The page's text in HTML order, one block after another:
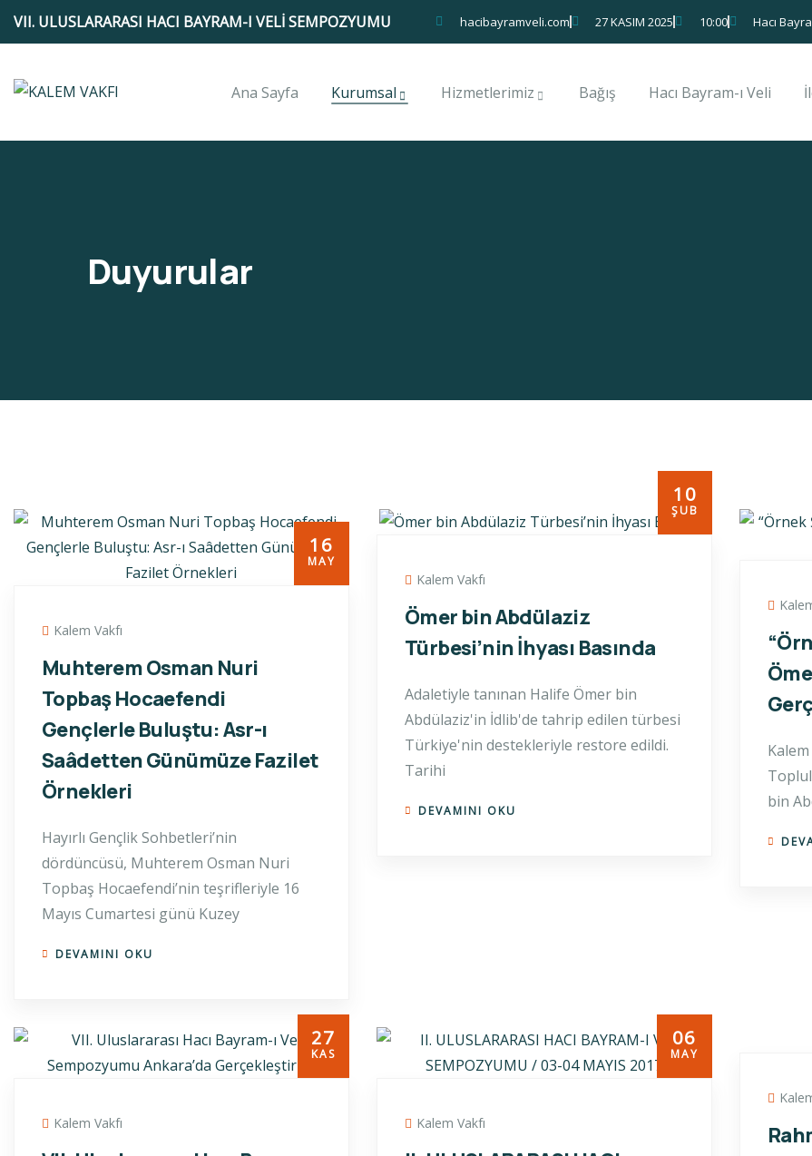
VII. ULUSLARARASI HACI BAYRAM-I VELİ SEMPOZYUMU hacibayramveli.com 27 KASIM 2025 10:00 Hacı
Ana Sayfa Kurumsal Hizmetlerimiz Bağış Hacı Bayram-ı Veli
Duyurular
16
MAY
Kalem Vakfı
Muhterem Osman Nuri
Topbaş Hocaefendi
Gençlerle Buluştu: Asr-ı
Saâdetten Günümüze Fazilet
Örnekleri
Hayırlı Gençlik Sohbetleri’nin
dördüncüsü, Muhterem Osman Nuri
Topbaş Hocaefendi’nin teşrifleriyle 16
Mayıs Cumartesi günü Kuzey
DEVAMINI OKU
10
ŞUB
Kalem Vakfı
Ömer bin Abdülaziz
Türbesi’nin İhyası Basında
Adaletiyle tanınan Halife Ömer bin
Abdülaziz'in İdlib'de tahrip edilen türbesi
Türkiye'nin destekleriyle restore edildi.
Tarihi
DEVAMINI OKU
bin
27
KAS
Kalem Vakfı
06
MAY
Kalem Vakfı